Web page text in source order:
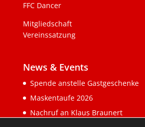
FFC Dancer
Mitgliedschaft
Vereinssatzung
News & Events
Spende anstelle Gastgeschenke
Maskentaufe 2026
Nachruf an Klaus Braunert